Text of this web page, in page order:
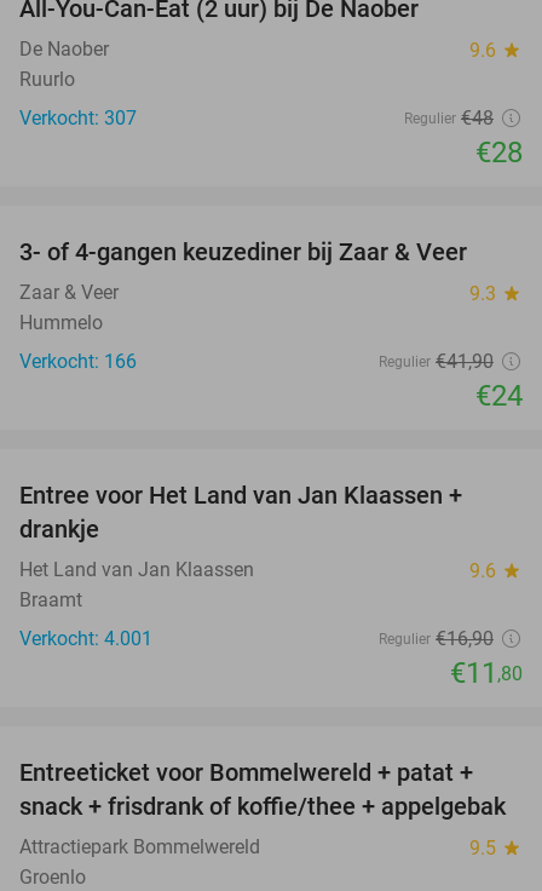
All-You-Can-Eat (2 uur) bij De Naober
De Naober 9.6 star
Ruurlo
Verkocht: 307
Regulier €48
€28
3- of 4-gangen keuzediner bij Zaar & Veer
Zaar & Veer 9.3 star
Hummelo
Verkocht: 166
Regulier €41,90
€24
Entree voor Het Land van Jan Klaassen +
drankje
Het Land van Jan Klaassen 9.6 star
Braamt
Verkocht: 4.001
Regulier €16,90
€11 ,80
23%
Entreeticket voor Bommelwereld + patat +
snack + frisdrank of koffie/thee + appelgebak
Attractiepark Bommelwereld 9.5 star
Groenlo